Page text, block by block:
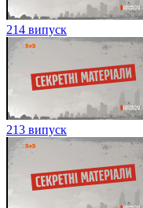
214 випуск
213 випуск